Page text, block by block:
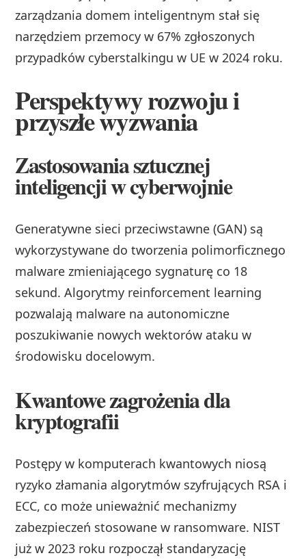
zarządzania domem inteligentnym stał się
narzędziem przemocy w 67% zgłoszonych
przypadków cyberstalkingu w UE w 2024 roku.
Perspektywy rozwoju i
przyszłe wyzwania
Zastosowania sztucznej
inteligencji w cyberwojnie
Generatywne sieci przeciwstawne (GAN) są
wykorzystywane do tworzenia polimorficznego
malware zmieniającego sygnaturę co 18
sekund. Algorytmy reinforcement learning
pozwalają malware na autonomiczne
poszukiwanie nowych wektorów ataku w
środowisku docelowym.
Kwantowe zagrożenia dla
kryptografii
Postępy w komputerach kwantowych niosą
ryzyko złamania algorytmów szyfrujących RSA i
ECC, co może unieważnić mechanizmy
zabezpieczeń stosowane w ransomware. NIST
już w 2023 roku rozpoczął standaryzację